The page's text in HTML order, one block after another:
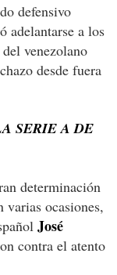
defensivo
adelantarse a los
venezolano
desde fuera
SERIE A DE
determinación
varias ocasiones,
José
contra el atento